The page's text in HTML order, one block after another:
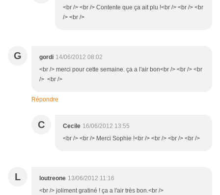
<br /> <br /> Contente que ça ait plu !<br /> <br /> <br
/> <br />
G gordi 14/06/2012 08:02
<br /> merci pour cette semaine. ça a l'air bon<br /> <br /> <br
/> <br />
Répondre
C Cecile 16/06/2012 13:55
<br /> <br /> Merci Sophie !<br /> <br /> <br /> <br />
L loutreone 13/06/2012 11:16
<br /> joliment gratiné ! ça a l'air très bon.<br />